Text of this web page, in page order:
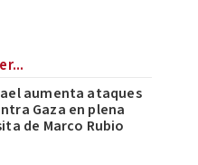
aumenta ataques
Gaza en plena
de Marco Rubio